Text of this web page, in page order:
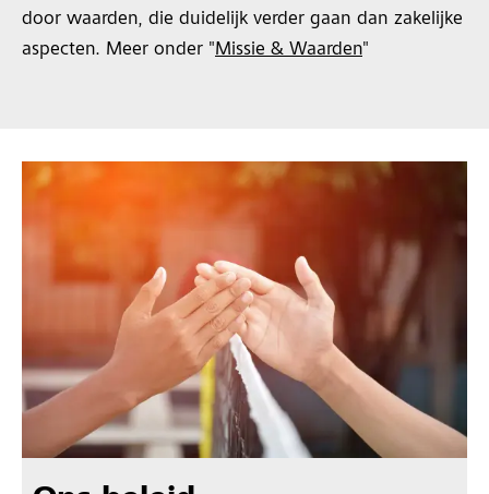
door waarden, die duidelijk verder gaan dan zakelijke
aspecten. Meer onder "Missie & Waarden"